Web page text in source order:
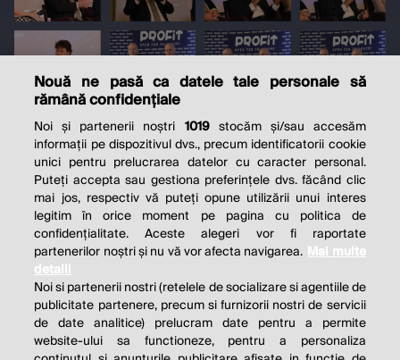
Nouă ne pasă ca datele tale personale să
rămână confidențiale
Noi și partenerii noștri 1019stocăm și/sau accesăm
informații pe dispozitivul dvs., precum identificatorii cookie
unici pentru prelucrarea datelor cu caracter personal.
Puteți accepta sau gestiona preferințele dvs. făcând clic
mai jos, respectiv vă puteți opune utilizării unui interes
legitim în orice moment pe pagina cu politica de
confidențialitate. Aceste alegeri vor fi raportate
partenerilor noștri și nu vă vor afecta navigarea. Mai multe
detalii
Noi si partenerii nostri (retelele de socializare si agentiile de
publicitate partenere, precum si furnizorii nostri de servicii
de date analitice) prelucram date pentru a permite
website-ului sa functioneze, pentru a personaliza